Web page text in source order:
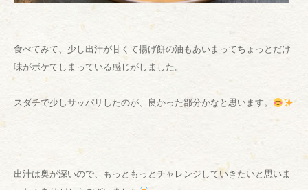
食べてみて、少し出汁が甘くて揚げ餅の油もあいまってちょっとだけ
味がボケてしまっている感じがしました。
スダチで少しサッパリしたのが、良かった部分かなと思います。
出汁は奥が深いので、もっともっとチャレンジしていきたいと思いま